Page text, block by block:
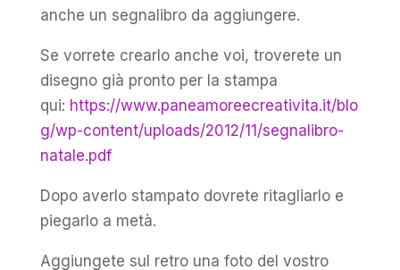
anche un segnalibro da aggiungere.
Se vorrete crearlo anche voi, troverete un
disegno già pronto per la stampa
qui: https://www.paneamoreecreativita.it/blo
g/wp-content/uploads/2012/11/segnalibro-
natale.pdf
Dopo averlo stampato dovrete ritagliarlo e
piegarlo a metà.
Aggiungete sul retro una foto del vostro